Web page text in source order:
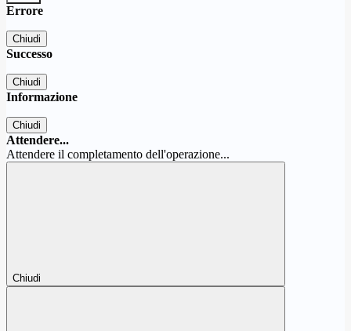
Errore
Chiudi
Successo
Chiudi
Informazione
Chiudi
Attendere...
Attendere il completamento dell'operazione...
Chiudi